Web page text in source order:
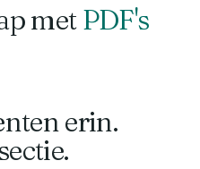
metPDF's
erin.